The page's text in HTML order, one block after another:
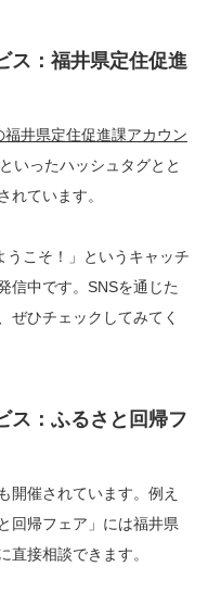
ス：福井県定住促進
福井県定住促進課アカウン
いったハッシュタグとと
れています。
うこそ！」というキャッチ
信中です。SNSを通じた
ぜひチェックしてみてく
ス：ふるさと回帰フ
開催されています。例え
回帰フェア」には福井県
直接相談できます。